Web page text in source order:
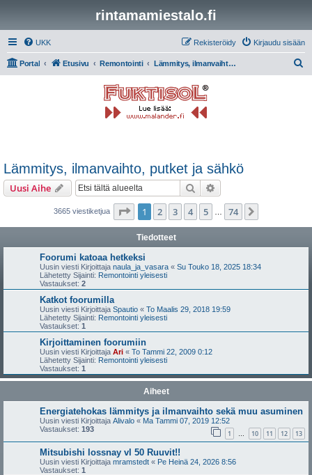
rintamamiestalo.fi
UKK Kirjaudu sisään
Rekisteröidy
Portal Etusivu Remontointi Lämmitys, ilmanvaihto, putket ja sähkö
Lämmitys, ilmanvaihto, putket ja sähkö
Uusi Aihe Etsi
3665 viestiketjua Sivu /74
1 2 3 4 5 74
Tiedotteet
Foorumi katoaa hetkeksi
Uusin viesti Kirjoittaja naula_ja_vasara « Su Touko 18, 2025 18:34
Lähetetty Sijainti: Remontointi yleisesti
Vastaukset: 2
Katkot foorumilla
Uusin viesti Kirjoittaja Spautio « To Maalis 29, 2018 19:59
Lähetetty Sijainti: Remontointi yleisesti
Vastaukset: 1
Kirjoittaminen foorumiin
Uusin viesti Kirjoittaja Ari « To Tammi 22, 2009 0:12
Lähetetty Sijainti: Remontointi yleisesti
Vastaukset: 1
Aiheet
Energiatehokas lämmitys ja ilmanvaihto sekä muu asuminen
Uusin viesti Kirjoittaja Alivalo « Ma Tammi 07, 2019 12:52
Vastaukset: 193 1 … 10 11 12 13
Mitsubishi lossnay vl 50 Ruuvit!!
Uusin viesti Kirjoittaja mramstedt « Pe Heinä 24, 2026 8:56
Vastaukset: 1